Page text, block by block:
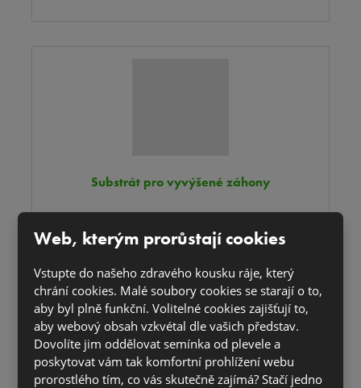
Substrát pro vyvýšené záhony
Kde
koupit?
Web, kterým prorůstají cookies
Vstupte do našeho zdravého kousku ráje, který
chrání cookies. Malé soubory cookies se starají o to,
aby byl plně funkční. Volitelné cookies zajišťují to,
aby webový obsah vzkvétal dle vašich představ.
Dovolíte jim oddělovat semínka od plevele a
poskytovat vám tak komfortní prohlížení webu
prorostlého tím, co vás skutečně zajímá? Stačí jedno